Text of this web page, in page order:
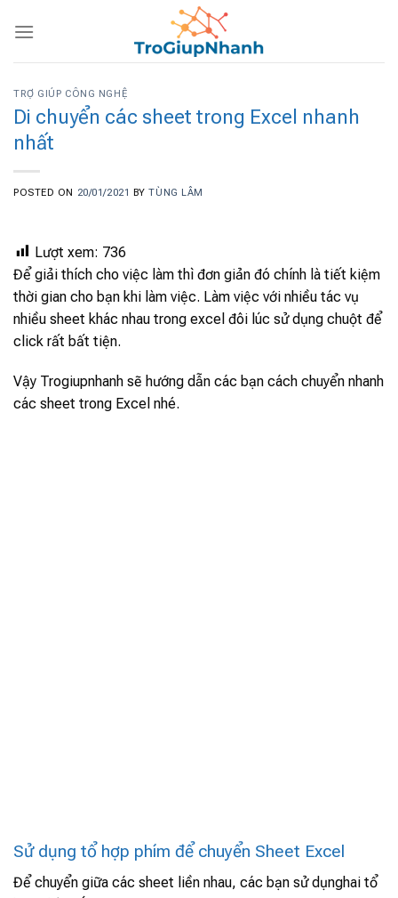
TRỢ GIÚP CÔNG NGHỆ
Di chuyển các sheet trong Excel nhanh
nhất
POSTED ON 20/01/2021 BYTÙNG LÂM
Lượt xem: 736
Để giải thích cho việc làm thì đơn giản đó chính là tiết kiệm
thời gian cho bạn khi làm việc. Làm việc với nhiều tác vụ
nhiều sheet khác nhau trong excel đôi lúc sử dụng chuột để
click rất bất tiện.
Vậy Trogiupnhanh sẽ hướng dẫn các bạn cách chuyển nhanh
các sheet trong Excel nhé.
Sử dụng tổ hợp phím để chuyển Sheet Excel
Để chuyển giữa các sheet liền nhau, các bạn sử dụnghai tổ